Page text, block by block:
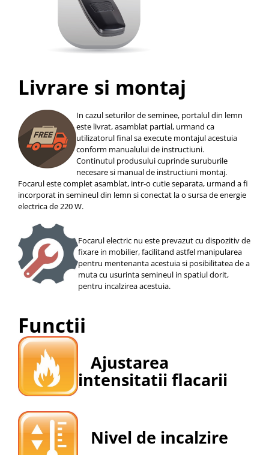
Livrare si montaj
In cazul seturilor de seminee, portalul din lemn
este livrat, asamblat partial, urmand ca
utilizatorul final sa execute montajul acestuia
conform manualului de instructiuni.
Continutul produsului cuprinde suruburile
necesare si manual de instructiuni montaj.
Focarul este complet asamblat, intr-o cutie separata, urmand a fi
incorporat in semineul din lemn si conectat la o sursa de energie
electrica de 220 W.
Focarul electric nu este prevazut cu dispozitiv de
fixare in mobilier, facilitand astfel manipularea
pentru mentenanta acestuia si posibilitatea de a
muta cu usurinta semineul in spatiul dorit,
pentru incalzirea acestuia.
Functii
Ajustarea
intensitatii flacarii
Nivel de incalzire